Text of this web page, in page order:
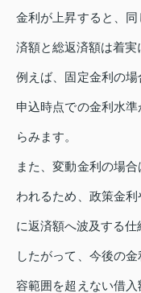
金利が上昇すると、
済額と総返済額は着実
例えば、固定金利の場
申込時点での金利水
らみます。
また、変動金利の場
われるため、政策金
に返済額へ波及する仕
したがって、今後の
容範囲を超えない借